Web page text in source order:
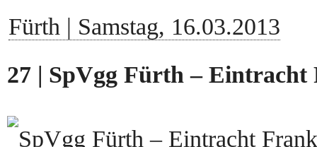
Fürth | Samstag, 16.03.2013
27 | SpVgg Fürth – Eintracht